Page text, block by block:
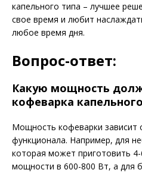
капельного типа – лучшее
свое время и любит
любое время дня.
Вопрос-ответ:
Какую мощность
кофеварка
Мощность кофеварки зависит
функционала. Например, для
которая может приготовить
мощности в 600-800 Вт, а для